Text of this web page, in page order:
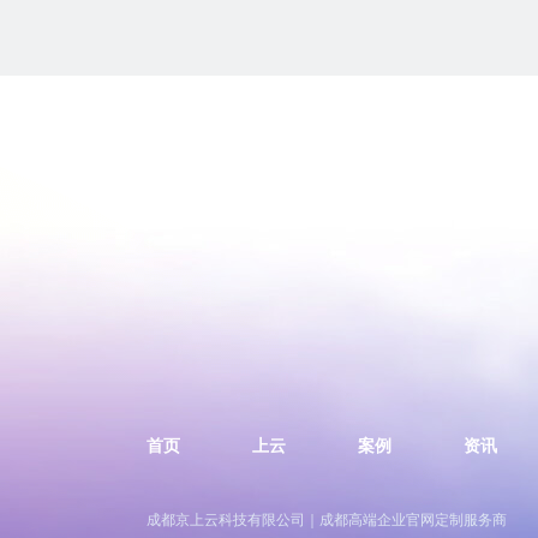
首页 上云 案例 资讯
成都京上云科技有限公司｜成都高端企业官网定制服务商